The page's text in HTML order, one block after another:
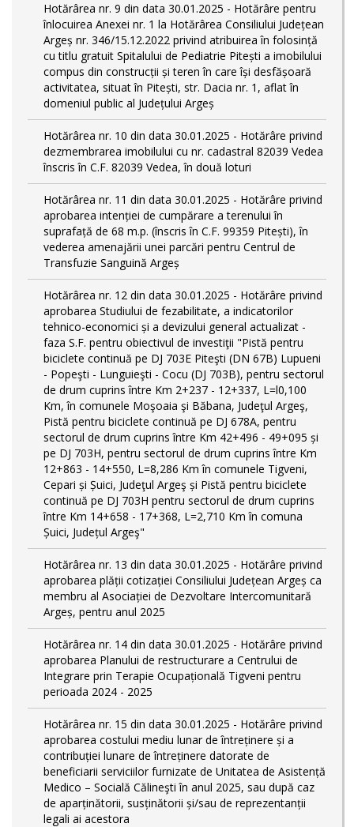
Hotărârea nr. 9 din data 30.01.2025 - Hotărâre pentru
înlocuirea Anexei nr. 1 la Hotărârea Consiliului Județean
Argeș nr. 346/15.12.2022 privind atribuirea în folosință
cu titlu gratuit Spitalului de Pediatrie Pitești a imobilului
compus din construcții și teren în care își desfășoară
activitatea, situat în Pitești, str. Dacia nr. 1, aflat în
domeniul public al Județului Argeș
Hotărârea nr. 10 din data 30.01.2025 - Hotărâre privind
dezmembrarea imobilului cu nr. cadastral 82039 Vedea
înscris în C.F. 82039 Vedea, în două loturi
Hotărârea nr. 11 din data 30.01.2025 - Hotărâre privind
aprobarea intenției de cumpărare a terenului în
suprafață de 68 m.p. (înscris în C.F. 99359 Pitești), în
vederea amenajării unei parcări pentru Centrul de
Transfuzie Sanguină Argeș
Hotărârea nr. 12 din data 30.01.2025 - Hotărâre privind
aprobarea Studiului de fezabilitate, a indicatorilor
tehnico-economici și a devizului general actualizat -
faza S.F. pentru obiectivul de investiţii "Pistă pentru
biciclete continuă pe DJ 703E Piteşti (DN 67B) Lupueni
- Popeşti - Lunguieşti - Cocu (DJ 703B), pentru sectorul
de drum cuprins între Km 2+237 - 12+337, L=l0,100
Km, în comunele Moşoaia şi Băbana, Judeţul Argeş,
Pistă pentru biciclete continuă pe DJ 678A, pentru
sectorul de drum cuprins între Km 42+496 - 49+095 și
pe DJ 703H, pentru sectorul de drum cuprins între Km
12+863 - 14+550, L=8,286 Km în comunele Tigveni,
Cepari și Șuici, Judeţul Argeş și Pistă pentru biciclete
continuă pe DJ 703H pentru sectorul de drum cuprins
între Km 14+658 - 17+368, L=2,710 Km în comuna
Șuici, Județul Argeş"
Hotărârea nr. 13 din data 30.01.2025 - Hotărâre privind
aprobarea plății cotizației Consiliului Județean Argeș ca
membru al Asociației de Dezvoltare Intercomunitară
Argeș, pentru anul 2025
Hotărârea nr. 14 din data 30.01.2025 - Hotărâre privind
aprobarea Planului de restructurare a Centrului de
Integrare prin Terapie Ocupațională Tigveni pentru
perioada 2024 - 2025
Hotărârea nr. 15 din data 30.01.2025 - Hotărâre privind
aprobarea costului mediu lunar de întreținere și a
contribuției lunare de întreținere datorate de
beneficiarii serviciilor furnizate de Unitatea de Asistență
Medico – Socială Călineşti în anul 2025, sau după caz
de aparținătorii, susținătorii și/sau de reprezentanții
legali ai acestora